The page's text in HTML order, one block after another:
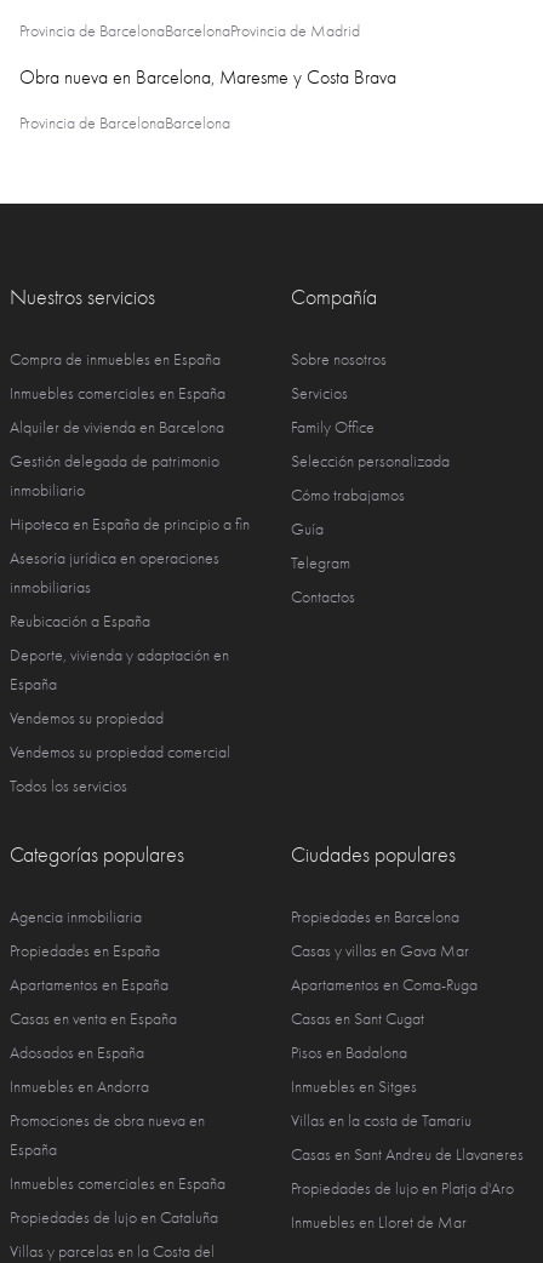
Provincia de BarcelonaBarcelonaProvincia de Madrid
Obra nueva en Barcelona, Maresme y Costa Brava
Provincia de BarcelonaBarcelona
Nuestros servicios
Compra de inmuebles en España
Inmuebles comerciales en España
Alquiler de vivienda en Barcelona
Gestión delegada de patrimonio
inmobiliario
Hipoteca en España de principio a fin
Asesoría jurídica en operaciones
inmobiliarias
Reubicación a España
Deporte, vivienda y adaptación en
España
Vendemos su propiedad
Vendemos su propiedad comercial
Todos los servicios
Compañía
Sobre nosotros
Servicios
Family Office
Selección personalizada
Cómo trabajamos
Guía
Telegram
Contactos
Categorías populares
Agencia inmobiliaria
Propiedades en España
Apartamentos en España
Casas en venta en España
Adosados en España
Inmuebles en Andorra
Promociones de obra nueva en
España
Inmuebles comerciales en España
Propiedades de lujo en Cataluña
Villas y parcelas en la Costa del
Ciudades populares
Propiedades en Barcelona
Casas y villas en Gava Mar
Apartamentos en Coma-Ruga
Casas en Sant Cugat
Pisos en Badalona
Inmuebles en Sitges
Villas en la costa de Tamariu
Casas en Sant Andreu de Llavaneres
Propiedades de lujo en Platja d'Aro
Inmuebles en Lloret de Mar